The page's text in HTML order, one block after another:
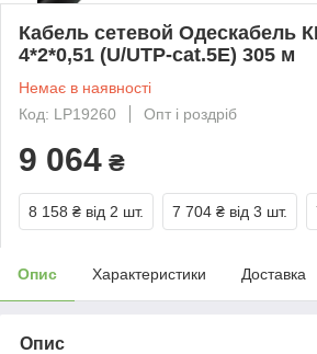
Кабель сетевой Одескабель
4*2*0,51 (U/UTP-cat.5E) 305 м
Немає в наявності
Код: LP19260
Опт і роздріб
9 064 ₴
8 158 ₴ від 2 шт. 7 704 ₴ від 3 шт.
Опис Характеристики Доставка
Опис